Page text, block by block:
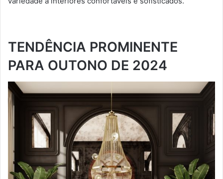
TENDÊNCIA PROMINENTE
PARA OUTONO DE 2024